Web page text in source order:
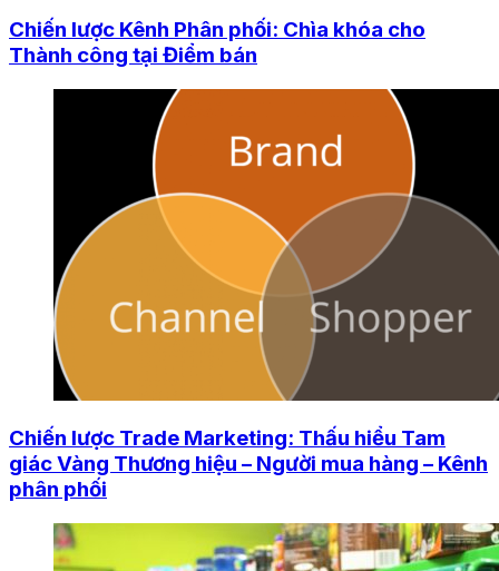
Chiến lược Kênh Phân phối: Chìa khóa cho
Thành công tại Điểm bán
Chiến lược Trade Marketing: Thấu hiểu Tam
giác Vàng Thương hiệu – Người mua hàng – Kênh
phân phối